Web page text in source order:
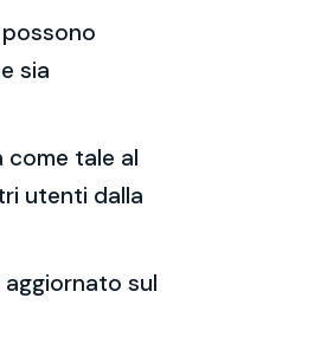
sia
come tale al
utenti dalla
sul